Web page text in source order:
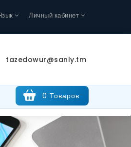
Личный кабинет
tazedowur@sanly.tm
0 Товаров